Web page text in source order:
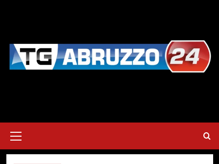
principale